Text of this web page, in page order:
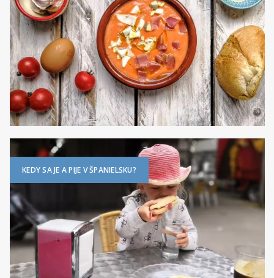
KEDY SA JE A PIJE V ŠPANIELSKU?